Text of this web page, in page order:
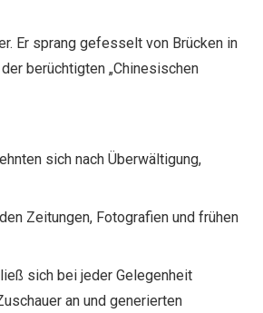
Er sprang gefesselt von Brücken in
berüchtigten „Chinesischen
sich nach Überwältigung,
Zeitungen, Fotografien und frühen
sich bei jeder Gelegenheit
an und generierten